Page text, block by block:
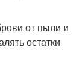
от пыли и
остатки